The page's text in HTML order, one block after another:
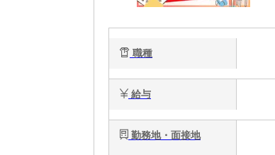
職種
給与
勤務地・面接地